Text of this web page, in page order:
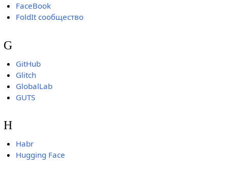
FaceBook
FoldIt сообщество
G
GitHub
Glitch
GlobalLab
GUTS
H
Habr
Hugging Face